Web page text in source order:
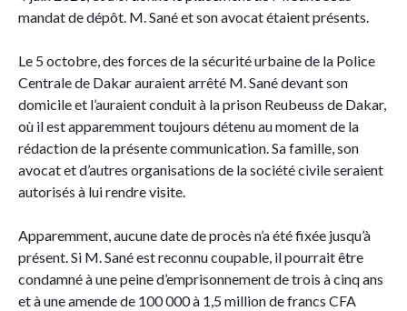
mandat de dépôt. M. Sané et son avocat étaient présents.
Le 5 octobre, des forces de la sécurité urbaine de la Police
Centrale de Dakar auraient arrêté M. Sané devant son
domicile et l’auraient conduit à la prison Reubeuss de Dakar,
où il est apparemment toujours détenu au moment de la
rédaction de la présente communication. Sa famille, son
avocat et d’autres organisations de la société civile seraient
autorisés à lui rendre visite.
Apparemment, aucune date de procès n’a été fixée jusqu’à
présent. Si M. Sané est reconnu coupable, il pourrait être
condamné à une peine d’emprisonnement de trois à cinq ans
et à une amende de 100 000 à 1,5 million de francs CFA